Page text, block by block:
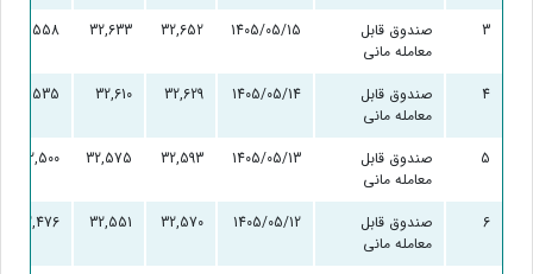
3
صندوق قابل
معامله مانی
1405/05/15
32,652
32,633
32,558
4
صندوق قابل
معامله مانی
1405/05/14
32,629
32,610
32,535
5
صندوق قابل
معامله مانی
1405/05/13
32,593
32,575
32,500
6
صندوق قابل
معامله مانی
1405/05/12
32,570
32,551
32,476